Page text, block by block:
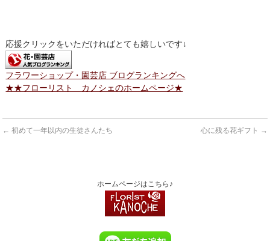
応援クリックをいただければとても嬉しいです↓
フラワーショップ・園芸店 ブログランキングへ
★★フローリスト カノシェのホームページ★
← 初めて一年以内の生徒さんたち 心に残る花ギフト →
ホームページはこちら♪